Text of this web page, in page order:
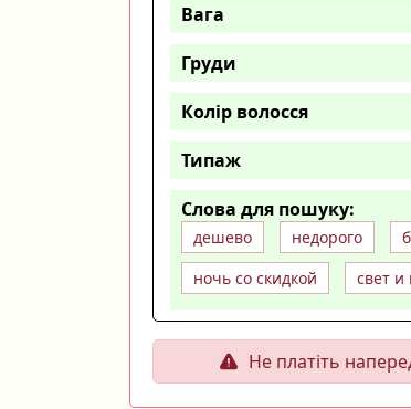
Вага
Груди
Колір волосся
Типаж
Слова для пошуку:
дешево недорого
ночь со скидкой
свет и
Не платіть